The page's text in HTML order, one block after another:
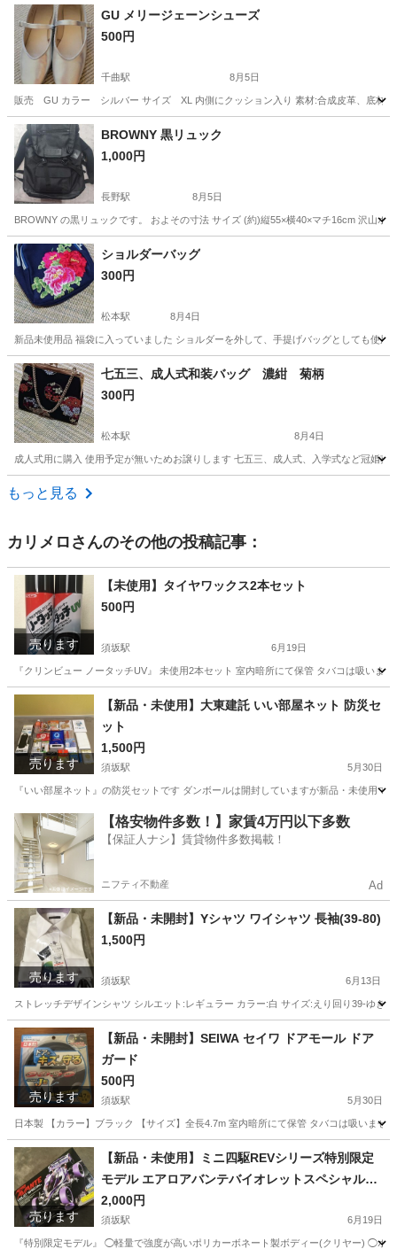
GU メリージェーンシューズ
500円
千曲駅 8月5日
販売 GU カラー シルバー サイズ XL 内側にクッション入り 素材:合成皮革、底材:
長野 千曲市 靴 合成皮革
BROWNY 黒リュック
1,000円
長野駅 8月5日
BROWNY の黒リュックです。 およその寸法 サイズ (約)縦55×横40×マチ16cm 沢山
長野 長野市 バッグ
ショルダーバッグ
300円
松本駅 8月4日
新品未使用品 福袋に入っていました ショルダーを外して、手提げバッグとしても使
長野 松本市 松本駅 靴/バッグ キズ
七五三、成人式和装バッグ 濃紺 菊柄
300円
松本駅 8月4日
成人式用に購入 使用予定が無いためお譲りします 七五三、成人式、入学式など冠婚
長野 松本市
もっと見る
カリメロ さんのその他の投稿記事：
売ります
【未使用】タイヤワックス2本セット
500円
須坂駅 6月19日
『クリンビュー ノータッチUV』 未使用2本セット 室内暗所にて保管 タバコは吸い
長野 須坂市 須坂駅 車のパーツ クリンビュー
売ります
【新品・未使用】大東建託 いい部屋ネット 防災セ
ット
1,500円
須坂駅 5月30日
『いい部屋ネット』の防災セットです ダンボールは開封していますが新品・未使用
長野 須坂市 須坂駅 防災、セキュリティ
【格安物件多数！】家賃4万円以下多数
【保証人ナシ】賃貸物件多数掲載！
ニフティ不動産 Ad
売ります
【新品・未開封】Yシャツ ワイシャツ 長袖(39-80)
1,500円
須坂駅 6月13日
ストレッチデザインシャツ シルエット:レギュラー カラー:白 サイズ:えり回り39-ゆき
長野 須坂市 須坂駅 シャツ Yシャツ
売ります
【新品・未開封】SEIWA セイワ ドアモール ドア
ガード
500円
須坂駅 5月30日
日本製 【カラー】ブラック 【サイズ】全長4.7m 室内暗所にて保管 タバコは吸いませ
長野 須坂市 須坂駅 車のパーツ
売ります
【新品・未使用】ミニ四駆REVシリーズ特別限定
モデル エアロアバンテバイオレットスペシャル＋
おまけ付き
2,000円
須坂駅 6月19日
『特別限定モデル』 ◯軽量で強度が高いポリカーボネート製ボディー(クリヤー) ◯ポ